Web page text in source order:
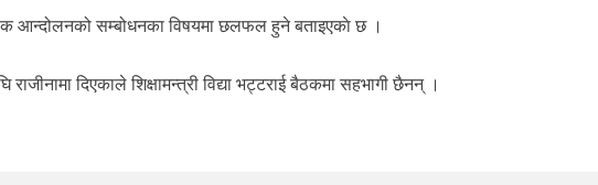
आन्दोलनको सम्बोधनका विषयमा छलफल हुने बताइएकाे छ ।
दिएकाले शिक्षामन्त्री विद्या भट्टराई बैठकमा सहभागी छैनन् ।